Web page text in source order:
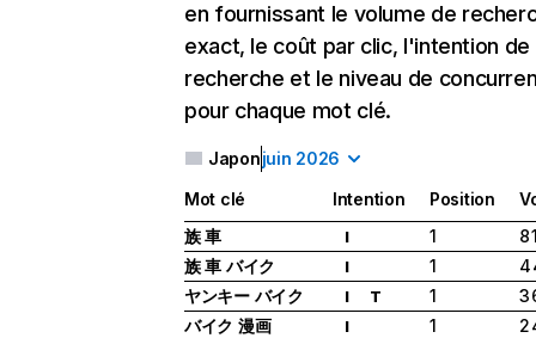
en fournissant le volume de
exact, le coût par clic, l'intention de
recherche et le niveau de
pour chaque mot clé.
Japonjuin 2026
Mot clé Intention Position
族 車
I 1
8
族 車 バイク
I 1
4
ヤンキー バイク
I T 1
3
バイク 漫画
I 1
2